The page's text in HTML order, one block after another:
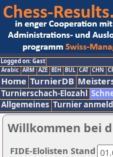
Logged on: Gast
Arabic ARM AZE BIH BUL CAT CHN
Home TurnierDB
Turnierschach-Elozahl
Allgemeines Turnier
Willkommen bei
FIDE-Elolisten Stand